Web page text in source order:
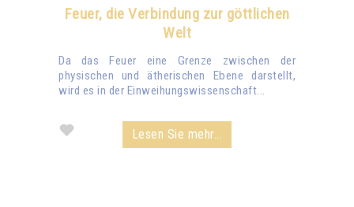
Feuer, die Verbindung zur göttlichen
Welt
Da das Feuer eine Grenze zwischen der
physischen und ätherischen Ebene darstellt,
wird es in der Einweihungswissenschaft...
Lesen Sie mehr...